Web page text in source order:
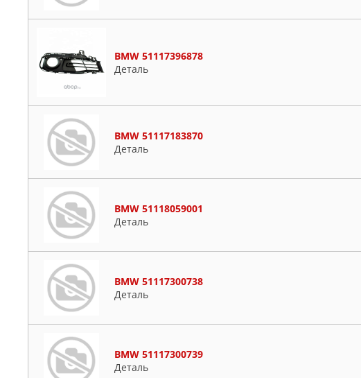
BMW 51117396878
Деталь
BMW 51117183870
Деталь
BMW 51118059001
Деталь
BMW 51117300738
Деталь
BMW 51117300739
Деталь